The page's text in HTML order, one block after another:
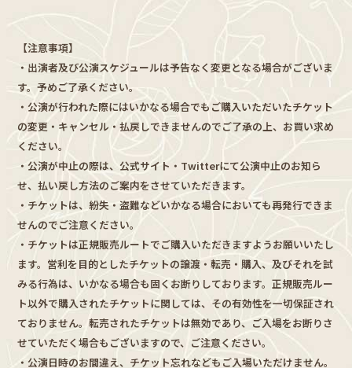
【注意事項】
・出演者及び公演スケジュールは予告なく変更となる場合がございま
す。予めご了承ください。
・公演が行われた際にはいかなる場合でもご購入いただいたチケット
の変更・キャンセル・払戻しできませんのでご了承の上、お買い求め
ください。
・公演が中止の際は、公式サイト・Twitterにて公演中止のお知ら
せ、払い戻し方法のご案内をさせていただきます。
・チケットは、紛失・盗難などいかなる場合においても再発行できま
せんのでご注意ください。
・チケットは正規販売ルートでご購入いただきますようお願いいたし
ます。営利を目的としたチケットの譲渡・転売・購入、及びそれを試
みる行為は、いかなる場合も固くお断りしております。正規販売ルー
ト以外で購入されたチケットに関しては、その有効性を一切保証され
ておりません。転売されたチケットは無効であり、ご入場をお断りさ
せていただく場合もございますので、ご注意ください。
・公演日時のお間違え、チケット忘れなどもご入場いただけません。